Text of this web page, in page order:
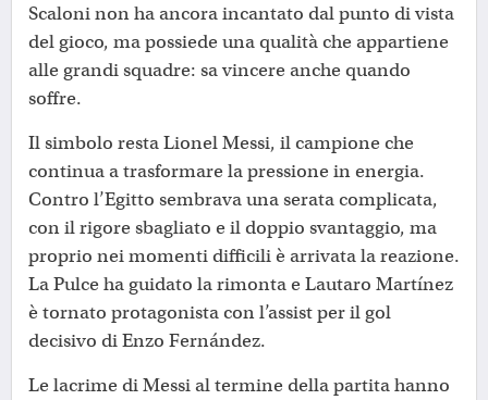
Scaloni non ha ancora incantato dal punto di vista
del gioco, ma possiede una qualità che appartiene
alle grandi squadre: sa vincere anche quando
soffre.
Il simbolo resta Lionel Messi, il campione che
continua a trasformare la pressione in energia.
Contro l’Egitto sembrava una serata complicata,
con il rigore sbagliato e il doppio svantaggio, ma
proprio nei momenti difficili è arrivata la reazione.
La Pulce ha guidato la rimonta e Lautaro Martínez
è tornato protagonista con l’assist per il gol
decisivo di Enzo Fernández.
Le lacrime di Messi al termine della partita hanno